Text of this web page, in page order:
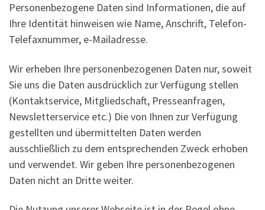
Personenbezogene Daten sind Informationen, die auf
Ihre Identität hinweisen wie Name, Anschrift, Telefon-
Telefaxnummer, e-Mailadresse.
Wir erheben Ihre personenbezogenen Daten nur, soweit
Sie uns die Daten ausdrücklich zur Verfügung stellen
(Kontaktservice, Mitgliedschaft, Presseanfragen,
Newsletterservice etc.) Die von Ihnen zur Verfügung
gestellten und übermittelten Daten werden
ausschließlich zu dem entsprechenden Zweck erhoben
und verwendet. Wir geben Ihre personenbezogenen
Daten nicht an Dritte weiter.